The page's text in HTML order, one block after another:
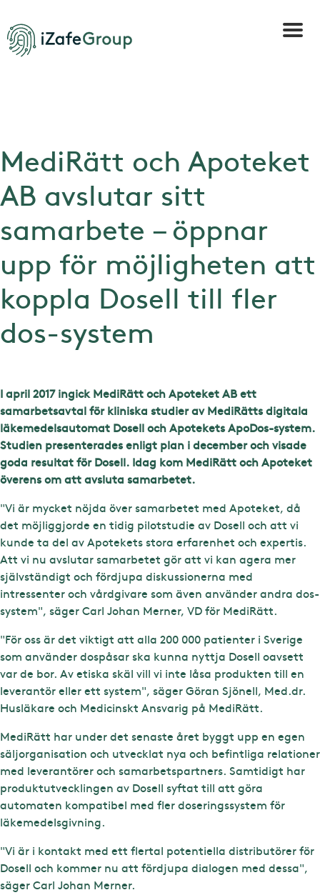
MediRätt och Apoteket
AB avslutar sitt
samarbete – öppnar
upp för möjligheten att
koppla Dosell till fler
dos-system
I april 2017 ingick MediRätt och Apoteket AB ett
samarbetsavtal för kliniska studier av MediRätts digitala
läkemedelsautomat Dosell och Apotekets ApoDos-system.
Studien presenterades enligt plan i december och visade
goda resultat för Dosell. Idag kom MediRätt och Apoteket
överens om att avsluta samarbetet.
"Vi är mycket nöjda över samarbetet med Apoteket, då
det möjliggjorde en tidig pilotstudie av Dosell och att vi
kunde ta del av Apotekets stora erfarenhet och expertis.
Att vi nu avslutar samarbetet gör att vi kan agera mer
självständigt och fördjupa diskussionerna med
intressenter och vårdgivare som även använder andra dos-
system", säger Carl Johan Merner, VD för MediRätt.
"För oss är det viktigt att alla 200 000 patienter i Sverige
som använder dospåsar ska kunna nyttja Dosell oavsett
var de bor. Av etiska skäl vill vi inte låsa produkten till en
leverantör eller ett system", säger Göran Sjönell, Med.dr.
Husläkare och Medicinskt Ansvarig på MediRätt.
MediRätt har under det senaste året byggt upp en egen
säljorganisation och utvecklat nya och befintliga relationer
med leverantörer och samarbetspartners. Samtidigt har
produktutvecklingen av Dosell syftat till att göra
automaten kompatibel med fler doseringssystem för
läkemedelsgivning.
"Vi är i kontakt med ett flertal potentiella distributörer för
Dosell och kommer nu att fördjupa dialogen med dessa",
säger Carl Johan Merner.